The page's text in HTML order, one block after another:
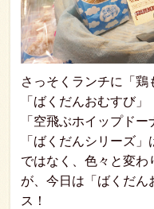
さっそくランチに「鶏
「ばくだんおむすび
「空飛ぶホイップド
「ばくだんシリーズ
ではなく、色々と変わ
が、今日は「ばくだん
ス！